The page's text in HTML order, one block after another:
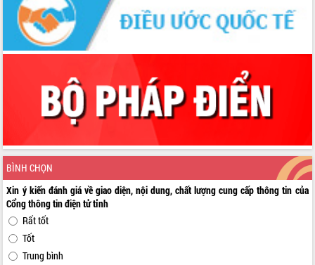
BÌNH CHỌN
Xin ý kiến đánh giá về giao diện, nội dung, chất lượng cung cấp thông tin của
Cổng thông tin điện tử tỉnh
Rất tốt
Tốt
Trung bình